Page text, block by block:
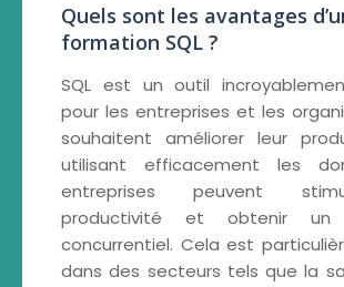
Quels sont les avantages
formation SQL ?
SQL est un outil
pour les entreprises et les
souhaitent améliorer leur
utilisant efficacement les
entreprises peuvent
productivité et obtenir un
concurrentiel. Cela est
dans des secteurs tels que la